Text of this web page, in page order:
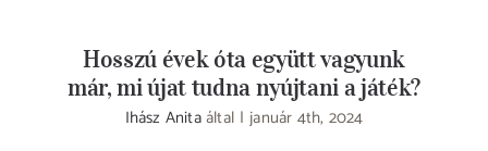
Hosszú évek óta együtt vagyunk
már, mi újat tudna nyújtani a játék?
Ihász Anitaáltal | január 4th, 2024